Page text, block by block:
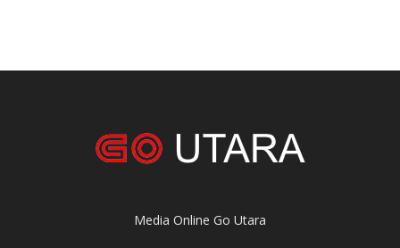
Media Online Go Utara